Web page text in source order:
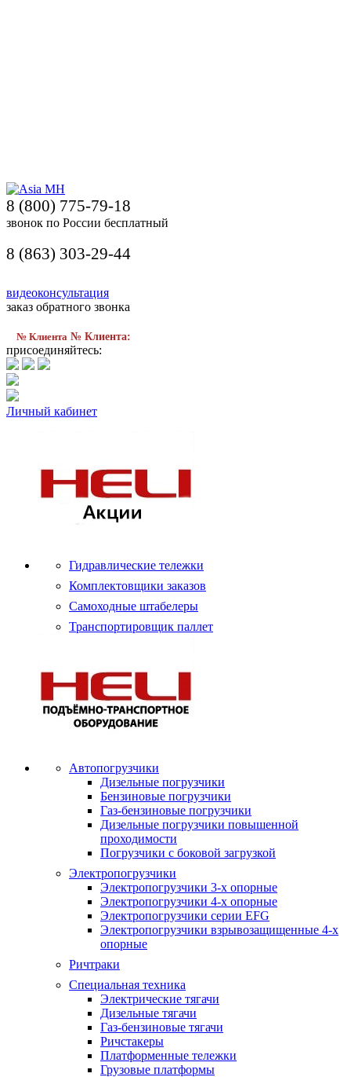
8 (800) 775-79-18
звонок по России бесплатный
8 (863) 303-29-44
видеоконсультация
заказ обратного звонка
№ Клиента № Клиента:
присоединяйтесь:
Личный кабинет
Гидравлические тележки
Комплектовщики заказов
Самоходные штабелеры
Транспортировщик паллет
Автопогрузчики
Дизельные погрузчики
Бензиновые погрузчики
Газ-бензиновые погрузчики
Дизельные погрузчики повышенной
проходимости
Погрузчики с боковой загрузкой
Электропогрузчики
Электропогрузчики 3-х опорные
Электропогрузчики 4-х опорные
Электропогрузчики серии EFG
Электропогрузчики взрывозащищенные 4-х
опорные
Ричтраки
Специальная техника
Электрические тягачи
Дизельные тягачи
Газ-бензиновые тягачи
Ричстакеры
Платформенные тележки
Грузовые платформы